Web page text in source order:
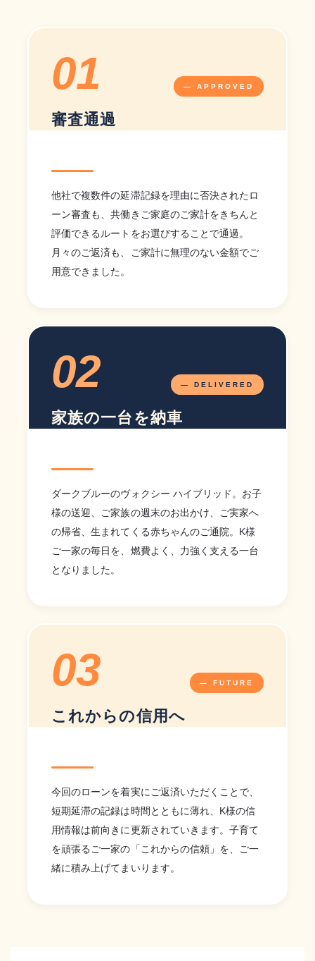
01 — APPROVED
審査通過
他社で複数件の延滞記録を理由に否決されたロ
ーン審査も、共働きご家庭のご家計をきちんと
評価できるルートをお選びすることで通過。
月々のご返済も、ご家計に無理のない金額でご
用意できました。
02 — DELIVERED
家族の一台を納車
ダークブルーのヴォクシー ハイブリッド。お子
様の送迎、ご家族の週末のお出かけ、ご実家へ
の帰省、生まれてくる赤ちゃんのご通院。K様
ご一家の毎日を、燃費よく、力強く支える一台
となりました。
03 — FUTURE
これからの信用へ
今回のローンを着実にご返済いただくことで、
短期延滞の記録は時間とともに薄れ、K様の信
用情報は前向きに更新されていきます。子育て
を頑張るご一家の「これからの信頼」を、ご一
緒に積み上げてまいります。